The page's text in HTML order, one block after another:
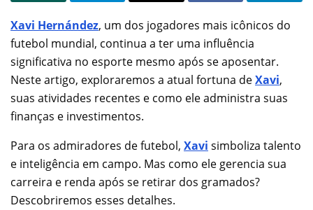
Xavi Hernández, um dos jogadores mais icônicos do
futebol mundial, continua a ter uma influência
significativa no esporte mesmo após se aposentar.
Neste artigo, exploraremos a atual fortuna deXavi,
suas atividades recentes e como ele administra suas
finanças e investimentos.
Para os admiradores de futebol, Xavi simboliza talento
e inteligência em campo. Mas como ele gerencia sua
carreira e renda após se retirar dos gramados?
Descobriremos esses detalhes.